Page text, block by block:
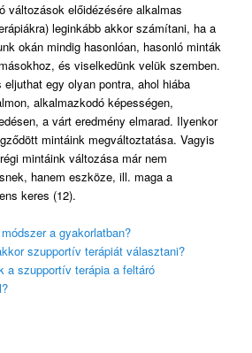
változások előidézésére alkalmas
leginkább akkor számítani, ha a
okán mindig hasonlóan, hasonló minták
és viselkedünk velük szemben.
egy olyan pontra, ahol hiába
alkalmazkodó képességen,
a várt eredmény elmarad. Ilyenkor
mintáink megváltoztatása. Vagyis
mintáink változása már nem
hanem eszköze, ill. maga a
keres (12).
a gyakorlatban?
szupportív terápiát választani?
a szupportív terápia a feltáró